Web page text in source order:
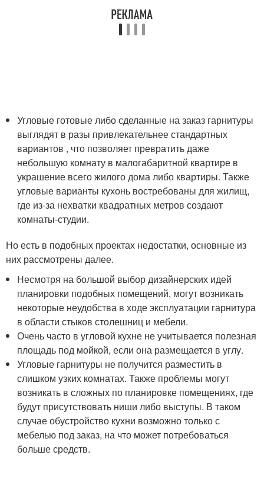
Угловые готовые либо сделанные на заказ гарнитуры
выглядят в разы привлекательнее стандартных
вариантов , что позволяет превратить даже
небольшую комнату в малогабаритной квартире в
украшение всего жилого дома либо квартиры. Также
угловые варианты кухонь востребованы для жилищ,
где из-за нехватки квадратных метров создают
комнаты-студии.
Но есть в подобных проектах недостатки, основные из
них рассмотрены далее.
Несмотря на большой выбор дизайнерских идей
планировки подобных помещений, могут возникать
некоторые неудобства в ходе эксплуатации гарнитура
в области стыков столешниц и мебели.
Очень часто в угловой кухне не учитывается полезная
площадь под мойкой, если она размещается в углу.
Угловые гарнитуры не получится разместить в
слишком узких комнатах. Также проблемы могут
возникать в сложных по планировке помещениях, где
будут присутствовать ниши либо выступы. В таком
случае обустройство кухни возможно только с
мебелью под заказ, на что может потребоваться
больше средств.